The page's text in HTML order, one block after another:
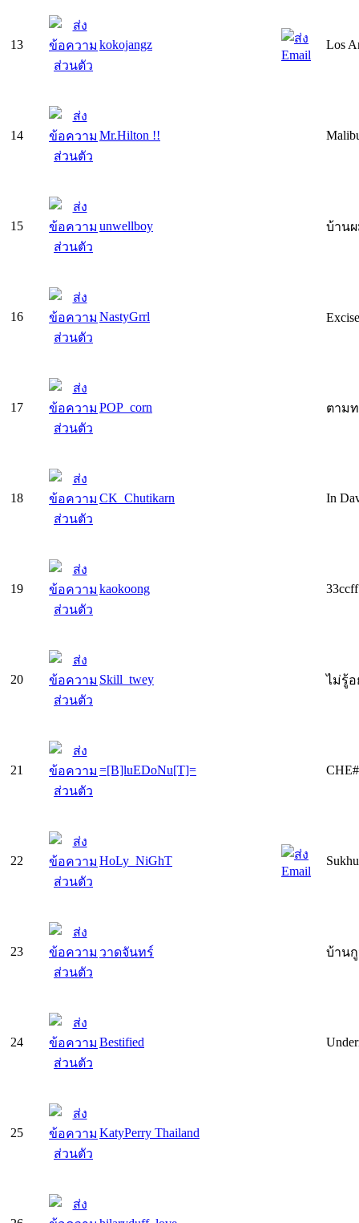
13 kokojangz Los
14 Mr.Hilton !!
15 unwellboy บ้าน
16 NastyGrrl
17 POP_corn ตาม
18 CK_Chutikarn In
19 kaokoong
20 Skill_twey ไม่รู้
21 =[B]luEDoNu[T]=
22 HoLy_NiGhT
23 วาดจันทร์ บ้าน
24 Bestified
25 KatyPerry Thailand